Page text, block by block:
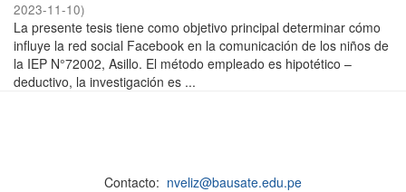
2023-11-10)
La presente tesis tiene como objetivo principal determinar cómo
influye la red social Facebook en la comunicación de los niños de
la IEP N°72002, Asillo. El método empleado es hipotético –
deductivo, la investigación es ...
Contacto: nveliz@bausate.edu.pe